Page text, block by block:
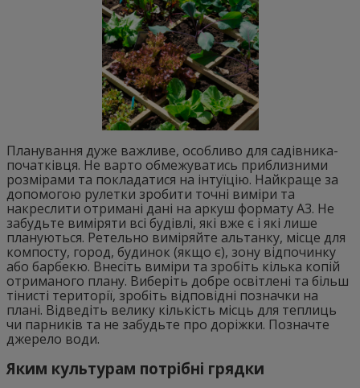
Планування дуже важливе, особливо для садівника-
початківця. Не варто обмежуватись приблизними
розмірами та покладатися на інтуїцію. Найкраще за
допомогою рулетки зробити точні виміри та
накреслити отримані дані на аркуш формату А3. Не
забудьте виміряти всі будівлі, які вже є і які лише
плануються. Ретельно виміряйте альтанку, місце для
компосту, город, будинок (якщо є), зону відпочинку
або барбекю. Внесіть виміри та зробіть кілька копій
отриманого плану. Виберіть добре освітлені та більш
тінисті території, зробіть відповідні позначки на
плані. Відведіть велику кількість місць для теплиць
чи парників та не забудьте про доріжки. Позначте
джерело води.
Яким культурам потрібні грядки